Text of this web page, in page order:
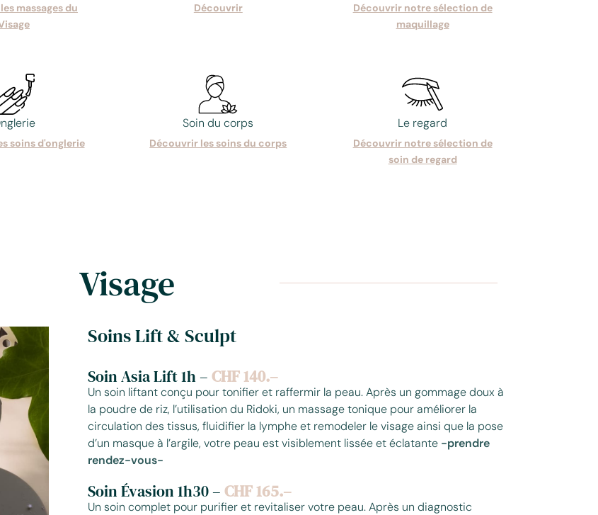
massages du
Découvrir
Découvrir notre sélection de
maquillage
soins d'onglerie
Soin du corps
Découvrir les soins du corps
Le regard
Découvrir notre sélection de
soin de regard
Visage
Soins Lift & Sculpt
Soin Asia Lift 1h– CHF 140.–
Un soin liftant conçu pour tonifier et raffermir la peau. Après un gommage doux à
la poudre de riz, l’utilisation du Ridoki, un massage tonique pour améliorer la
circulation des tissus, fluidifier la lymphe et remodeler le visage ainsi que la pose
d’un masque à l’argile, votre peau est visiblement lissée et éclatante-prendre
rendez-vous-
Soin Évasion 1h30 – CHF 165.–
Un soin complet pour purifier et revitaliser votre peau. Après un diagnostic